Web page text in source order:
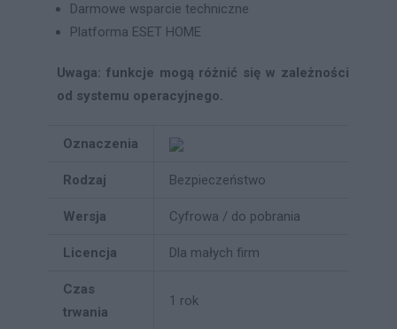
Darmowe wsparcie techniczne
Platforma ESET HOME
Uwaga: funkcje mogą różnić się w zależności
od systemu operacyjnego.
Oznaczenia
Rodzaj Bezpieczeństwo
Wersja Cyfrowa / do pobrania
Licencja Dla małych firm
Czas
trwania
1 rok